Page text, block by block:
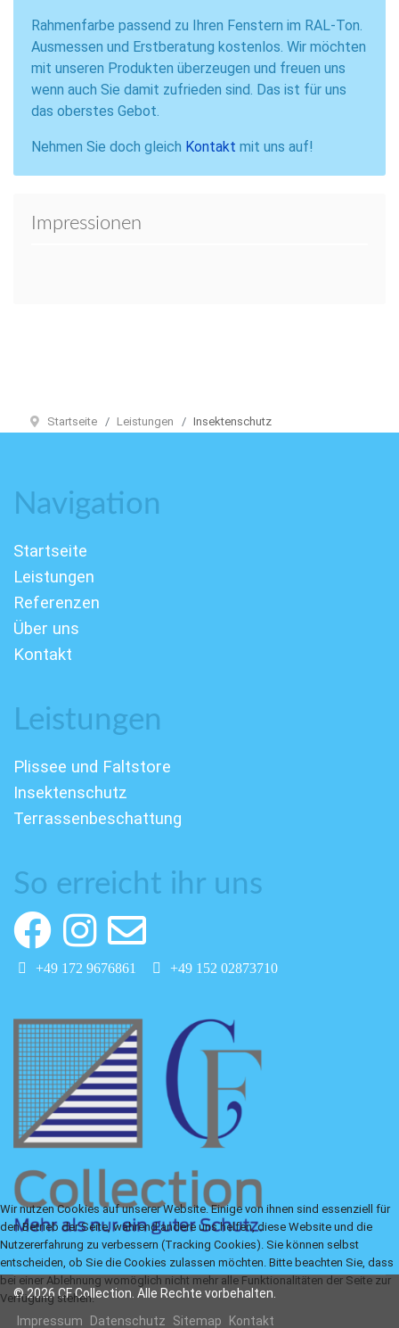
Rahmenfarbe passend zu Ihren Fenstern im RAL-Ton.
Ausmessen und Erstberatung kostenlos. Wir möchten
mit unseren Produkten überzeugen und freuen uns
wenn auch Sie damit zufrieden sind. Das ist für uns
das oberstes Gebot.
Nehmen Sie doch gleich Kontakt mit uns auf!
Impressionen
Startseite Leistungen Insektenschutz
Navigation
Startseite
Leistungen
Referenzen
Über uns
Kontakt
Leistungen
Plissee und Faltstore
Insektenschutz
Terrassenbeschattung
So erreicht ihr uns
+49 172 9676861 +49 152 02873710
© 2026 CF Collection. Alle Rechte vorbehalten.
Impressum
Datenschutz Sitemap Kontakt
Wir nutzen Cookies auf unserer Website. Einige von ihnen sind essenziell für
den Betrieb der Seite, während andere uns helfen, diese Website und die
Nutzererfahrung zu verbessern (Tracking Cookies). Sie können selbst
entscheiden, ob Sie die Cookies zulassen möchten. Bitte beachten Sie, dass
bei einer Ablehnung womöglich nicht mehr alle Funktionalitäten der Seite zur
Verfügung stehen.